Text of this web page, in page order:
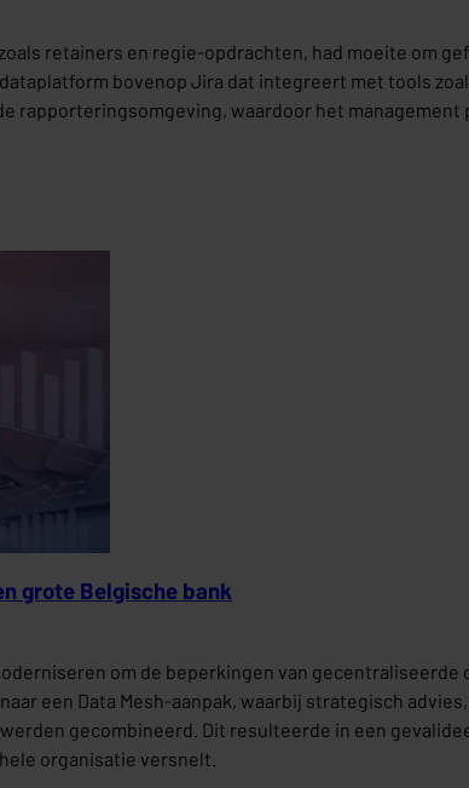
retainers en regie-opdrachten, had moeite om
bovenop Jira dat integreert met tools
rapporteringsomgeving, waardoor het
grote Belgische bank
om de beperkingen van
een Data Mesh-aanpak, waarbij strategisch
gecombineerd. Dit resulteerde in een
organisatie versnelt.